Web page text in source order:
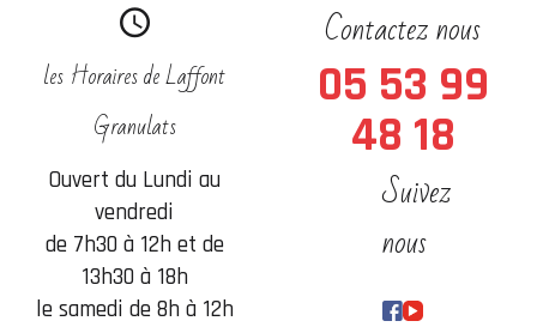
les Horaires de Laffont
Granulats
Ouvert du Lundi au
vendredi
de 7h30 à 12h et de
13h30 à 18h
le samedi de 8h à 12h
Contactez nous
05 53 99
48 18
Suivez
nous